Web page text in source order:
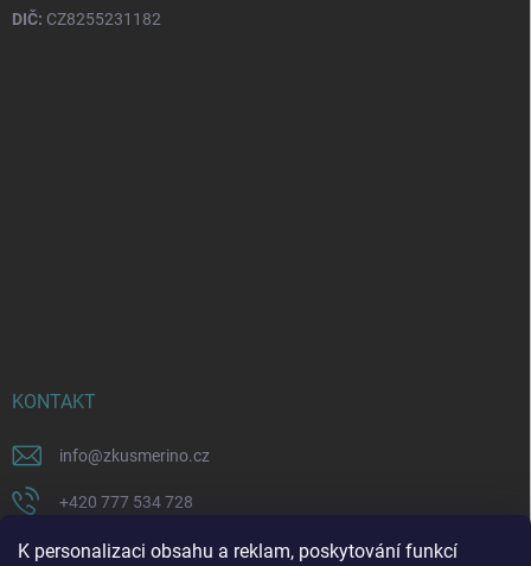
K personalizaci obsahu a reklam, poskytování funkcí
DIČ: CZ8255231182
KONTAKT
info@zkusmerino.cz
+420 777 534 728
https://www.facebook.com/zkusmerino/